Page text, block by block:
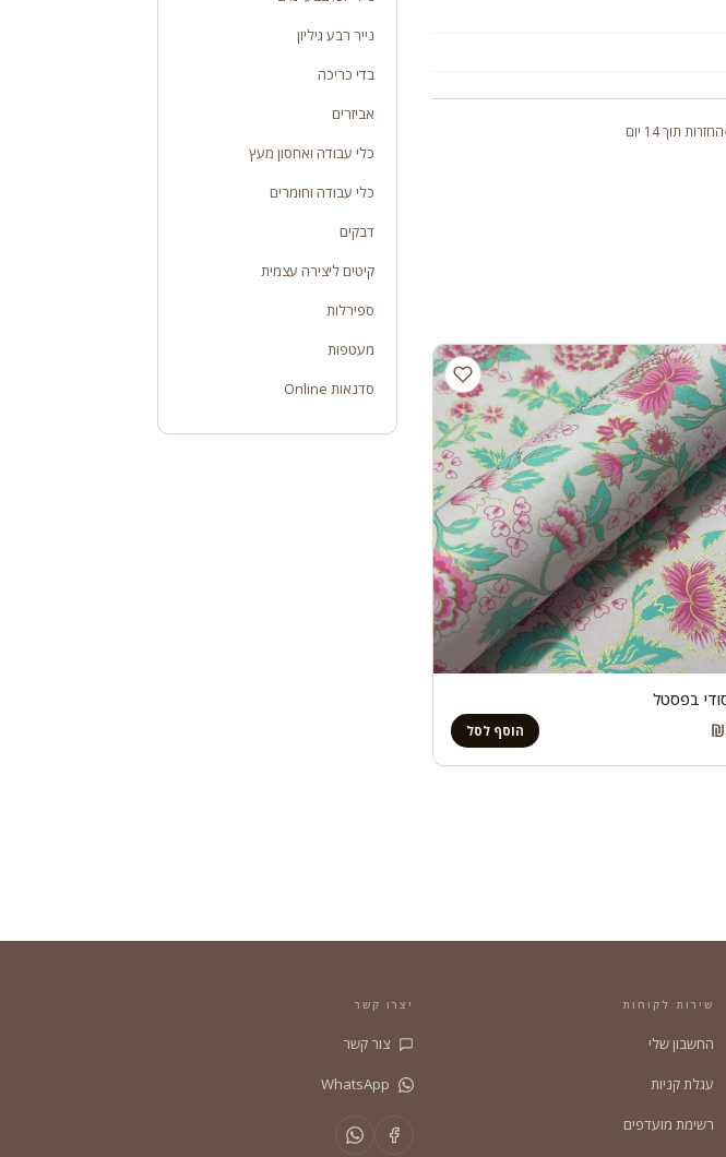
החזרות תוך 14 יום
בפסטל
₪ הוסף לסל
נייר רבע גיליון
בדי כריכה
אביזרים
כלי עבודה ואחסון מעץ
כלי עבודה וחומרים
דבקים
קיטים ליצירה עצמית
ספירלות
מעטפות
סדנאות Online
שירות לקוחות
החשבון שלי
עגלת קניות
רשימת מועדפים
יצרו קשר
צור קשר